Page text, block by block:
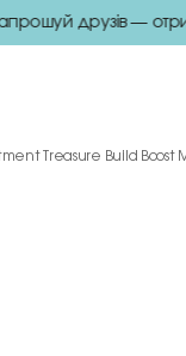
друзів —
Treasure Build Boost